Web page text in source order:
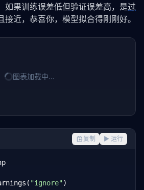
如果训练误差低但验证误差高，是过
接近，恭喜你，模型拟合得刚刚好。
图表加载中…
复制 ▶ 运行
"ignore")